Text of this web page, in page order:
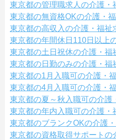
東京都の管理職求人の介護・
東京都の無資格OKの介護・
東京都の高収入の介護・福祉
東京都の年間休日110日以上
東京都の土日祝休の介護・福
東京都の日勤のみの介護・福
東京都の1月入職可の介護・
東京都の4月入職可の介護・
東京都の夏～秋入職可の介護
東京都の年内入職可の介護・
東京都のブランクOKの介護
東京都の資格取得サポートの